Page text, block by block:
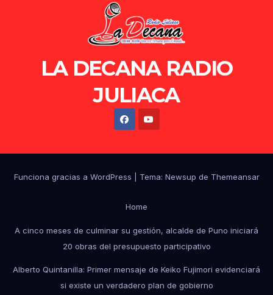
LA DECANA RADIO
JULIACA
Funciona gracias a WordPress Tema: Newsup de Themeansar
Home
A cinco meses de culminar su gestión, alcalde de Puno iniciará
20 obras del presupuesto participativo
Alberto Quintanilla: Primer mensaje de Keiko Fujimori evidenciará
si existe un verdadero plan de gobierno